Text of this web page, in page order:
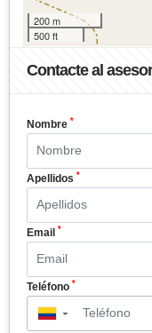
200 m
500 ft
Contacte al asesor
Nombre *
Apellidos *
Email *
Teléfono *
▼